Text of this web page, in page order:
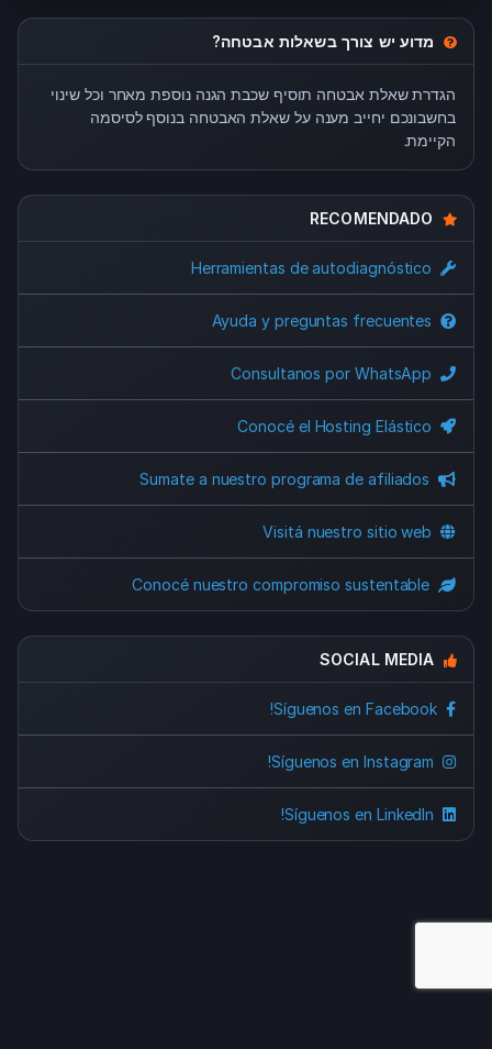
מדוע יש צורך בשאלות אבטחה?
הגדרת שאלת אבטחה תוסיף שכבת הגנה נוספת מאחר וכל שינוי
בחשבונכם יחייב מענה על שאלת האבטחה בנוסף לסיסמה
הקיימת.
Ayuda y preguntas frecuentes
Consultanos por WhatsApp
Conocé el Hosting Elástico
Sumate a nuestro programa de afiliados
Visitá nuestro sitio web
Síguenos en Facebook!
Síguenos en Instagram!
Síguenos en LinkedIn!